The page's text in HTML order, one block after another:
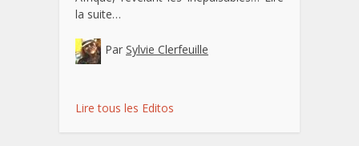
la suite…
Par Sylvie Clerfeuille
Lire tous les Editos